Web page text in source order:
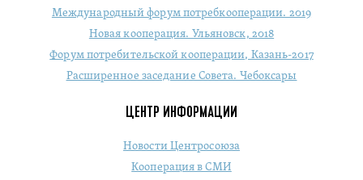
Международный форум потребкооперации. 2019
Новая кооперация. Ульяновск, 2018
Форум потребительской кооперации, Казань-2017
Расширенное заседание Совета. Чебоксары
ЦЕНТР ИНФОРМАЦИИ
Новости Центросоюза
Кооперация в СМИ